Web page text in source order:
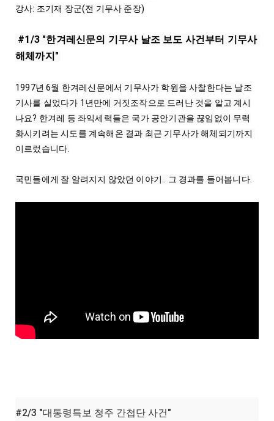
강사: 조기재 장군(전 기무사 준장)
해체까지"
1997년 6월 한겨레신문에서 기무사가 학원을 사찰한다는 날조
기사를 실었다가 1년만에 거짓조작으로 드러난 것을 알고 계시
나요? 한겨레 등 좌익세력들은 국가 공안기관을 끊임없이 무력
화시키려는 시도를 계속해온 결과 최근 기무사가 해체되기까지
이르렀습니다.
#2/3 "대통령특보 청주 간첩단 사건"